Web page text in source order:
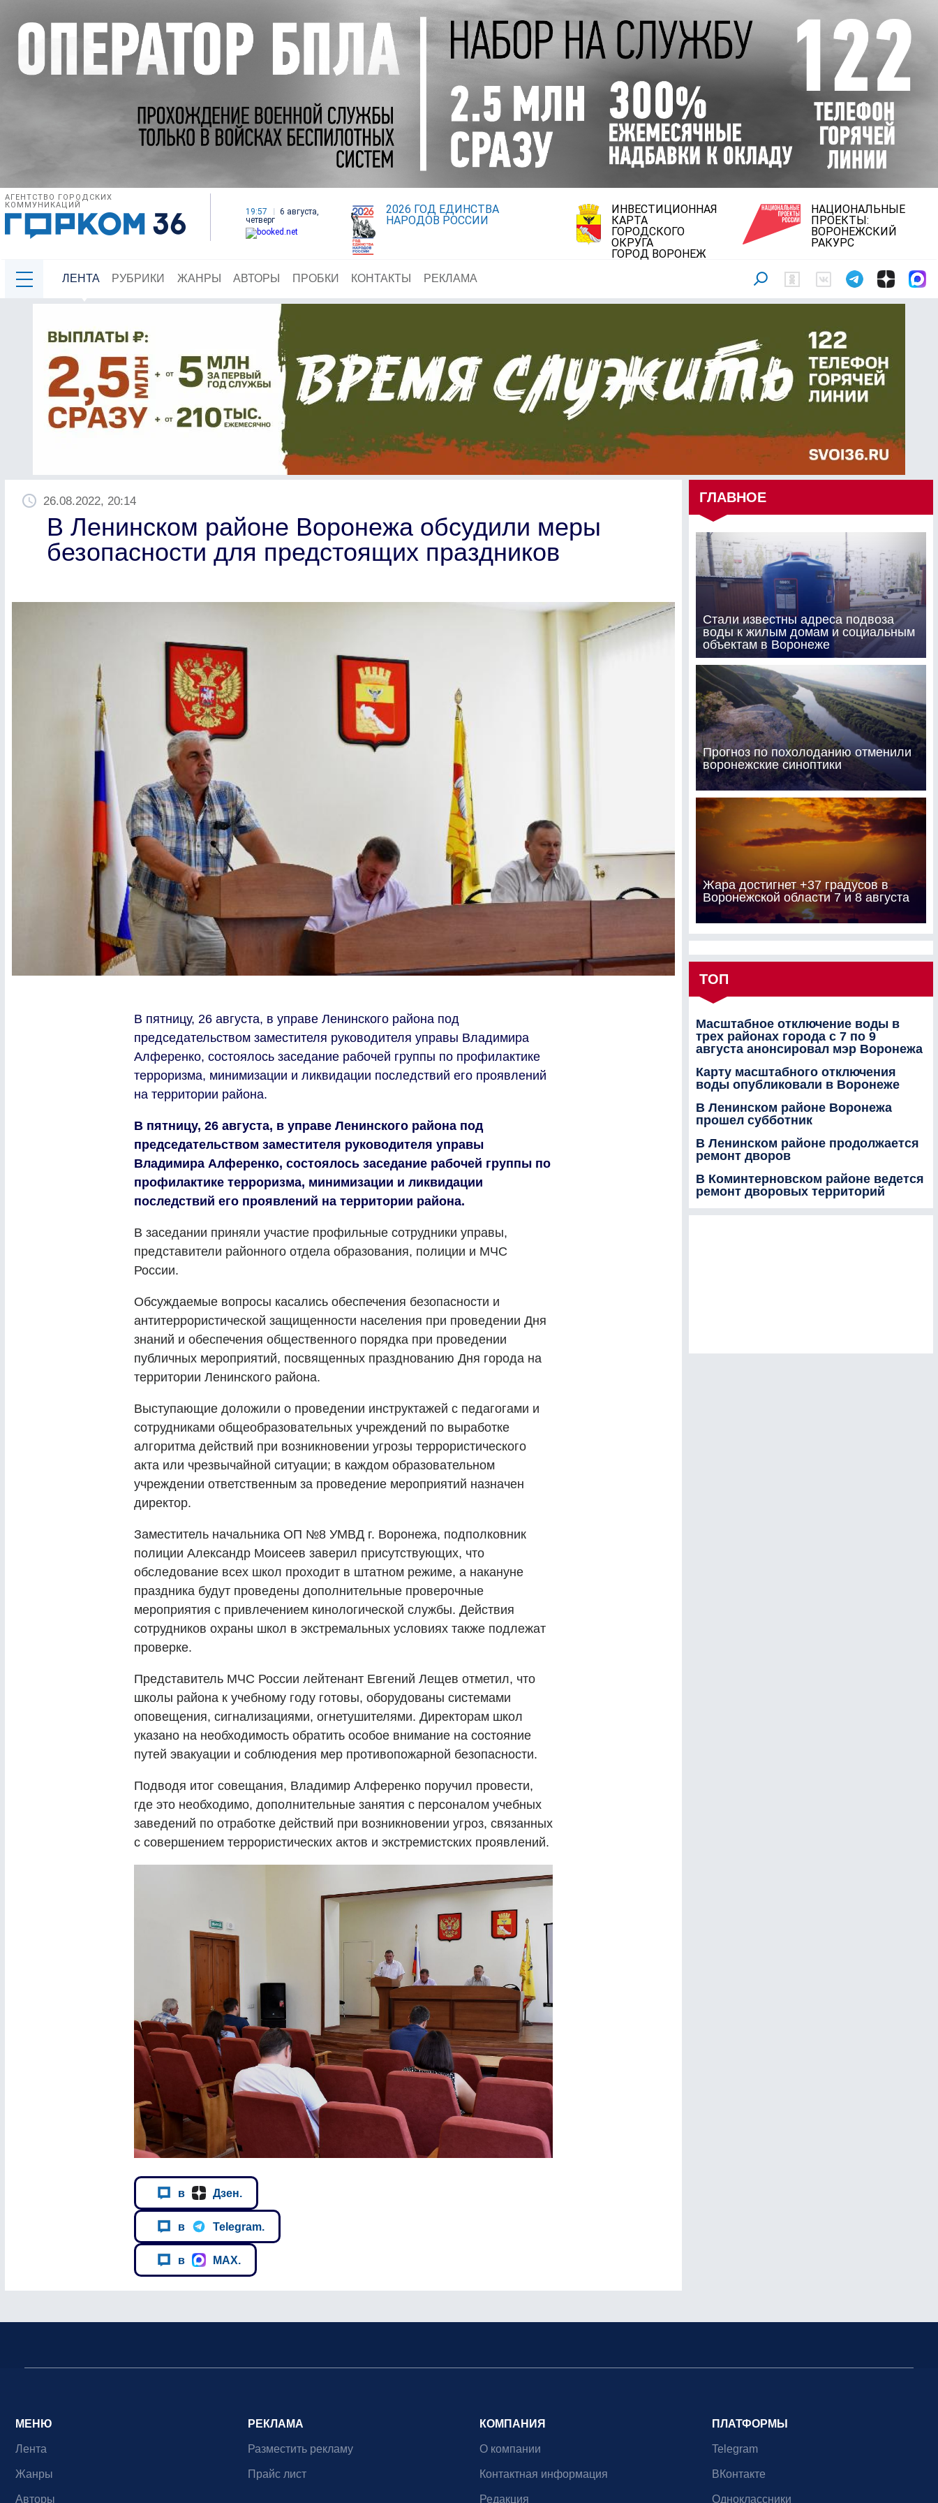
АГЕНТСТВО ГОРОДСКИХ
КОММУНИКАЦИЙ
19:57
6 августа,
четверг
2026 ГОД ЕДИНСТВА
НАРОДОВ РОССИИ
ИНВЕСТИЦИОННАЯ
КАРТА
ГОРОДСКОГО
ОКРУГА
ГОРОД ВОРОНЕЖ
НАЦИОНАЛЬНЫЕ
ПРОЕКТЫ:
ВОРОНЕЖСКИЙ
РАКУРС
ЛЕНТА РУБРИКИ ЖАНРЫ АВТОРЫ ПРОБКИ КОНТАКТЫ РЕКЛАМА
26.08.2022, 20:14
В Ленинском районе Воронежа обсудили меры
безопасности для предстоящих праздников
В пятницу, 26 августа, в управе Ленинского района под
председательством заместителя руководителя управы Владимира
Алференко, состоялось заседание рабочей группы по профилактике
терроризма, минимизации и ликвидации последствий его проявлений
на территории района.
В пятницу, 26 августа, в управе Ленинского района под
председательством заместителя руководителя управы
Владимира Алференко, состоялось заседание рабочей группы по
профилактике терроризма, минимизации и ликвидации
последствий его проявлений на территории района.
В заседании приняли участие профильные сотрудники управы,
представители районного отдела образования, полиции и МЧС
России.
Обсуждаемые вопросы касались обеспечения безопасности и
антитеррористической защищенности населения при проведении Дня
знаний и обеспечения общественного порядка при проведении
публичных мероприятий, посвященных празднованию Дня города на
территории Ленинского района.
Выступающие доложили о проведении инструктажей с педагогами и
сотрудниками общеобразовательных учреждений по выработке
алгоритма действий при возникновении угрозы террористического
акта или чрезвычайной ситуации; в каждом образовательном
учреждении ответственным за проведение мероприятий назначен
директор.
Заместитель начальника ОП №8 УМВД г. Воронежа, подполковник
полиции Александр Моисеев заверил присутствующих, что
обследование всех школ проходит в штатном режиме, а накануне
праздника будут проведены дополнительные проверочные
мероприятия с привлечением кинологической службы. Действия
сотрудников охраны школ в экстремальных условиях также подлежат
проверке.
Представитель МЧС России лейтенант Евгений Лещев отметил, что
школы района к учебному году готовы, оборудованы системами
оповещения, сигнализациями, огнетушителями. Директорам школ
указано на необходимость обратить особое внимание на состояние
путей эвакуации и соблюдения мер противопожарной безопасности.
Подводя итог совещания, Владимир Алференко поручил провести,
где это необходимо, дополнительные занятия с персоналом учебных
заведений по отработке действий при возникновении угроз, связанных
с совершением террористических актов и экстремистских проявлений.
в Дзен.
в Telegram.
в MAX.
ГЛАВНОЕ
Стали известны адреса подвоза
воды к жилым домам и социальным
объектам в Воронеже
Прогноз по похолоданию отменили
воронежские синоптики
Жара достигнет +37 градусов в
Воронежской области 7 и 8 августа
ТОП
Масштабное отключение воды в
трех районах города с 7 по 9
августа анонсировал мэр Воронежа
Карту масштабного отключения
воды опубликовали в Воронеже
В Ленинском районе Воронежа
прошел субботник
В Ленинском районе продолжается
ремонт дворов
В Коминтерновском районе ведется
ремонт дворовых территорий
МЕНЮ
Лента
Жанры
Авторы
РЕКЛАМА
Разместить рекламу
Прайс лист
КОМПАНИЯ
О компании
Контактная информация
Редакция
ПЛАТФОРМЫ
Telegram
ВКонтакте
Одноклассники